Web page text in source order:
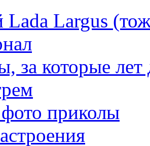
Largus
за которые
приколы